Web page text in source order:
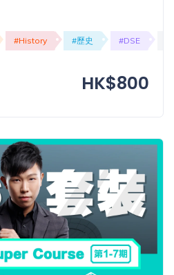
#History #歷史 #DSE
HK$800